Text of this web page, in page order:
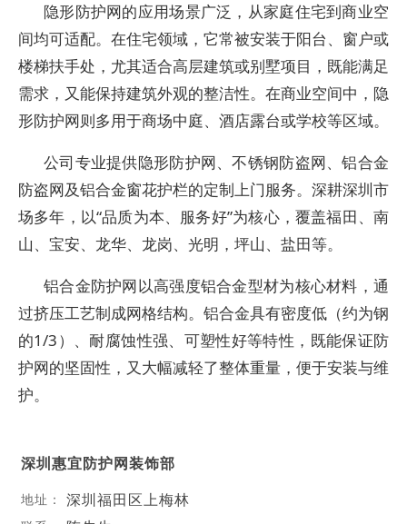
隐形防护网的应用场景广泛，从家庭住宅到商业空
间均可适配。在住宅领域，它常被安装于阳台、窗户或
楼梯扶手处，尤其适合高层建筑或别墅项目，既能满足
需求，又能保持建筑外观的整洁性。在商业空间中，隐
形防护网则多用于商场中庭、酒店露台或学校等区域。
公司专业提供隐形防护网、不锈钢防盗网、铝合金
防盗网及铝合金窗花护栏的定制上门服务。深耕深圳市
场多年，以“品质为本、服务好”为核心，覆盖福田、南
山、宝安、龙华、龙岗、光明，坪山、盐田等。
铝合金防护网以高强度铝合金型材为核心材料，通
过挤压工艺制成网格结构。铝合金具有密度低（约为钢
的1/3）、耐腐蚀性强、可塑性好等特性，既能保证防
护网的坚固性，又大幅减轻了整体重量，便于安装与维
护。
深圳惠宜防护网装饰部
地址： 深圳福田区上梅林